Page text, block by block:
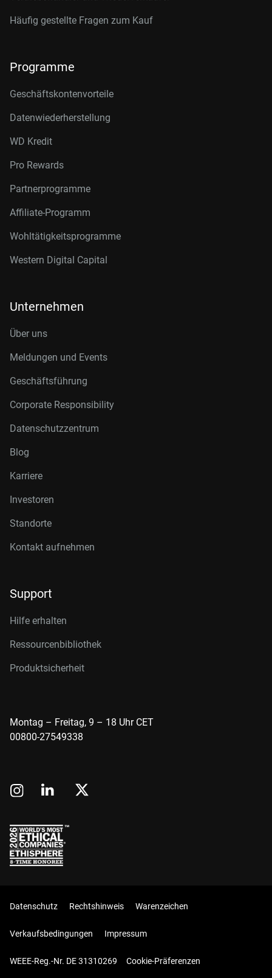
Häufig gestellte Fragen zum Kauf
Programme
Geschäftskontenvorteile
Datenwiederherstellung
WD Kredit
Pro Rewards
Partnerprogramme
Affiliate-Programm
Wohltätigkeitsprogramme
Western Digital Capital
Unternehmen
Über uns
Meldungen und Events
Geschäftsführung
Corporate Responsibility
Datenschutzzentrum
Blog
Karriere
Investoren
Standorte
Kontakt aufnehmen
Support
Hilfe erhalten
Ressourcenbibliothek
Produktsicherheit
Montag – Freitag, 9 – 18 Uhr CET
00800-27549338
Datenschutz Rechtshinweis Warenzeichen
Verkaufsbedingungen Impressum
WEEE-Reg.-Nr. DE 31310269 Cookie-Präferenzen